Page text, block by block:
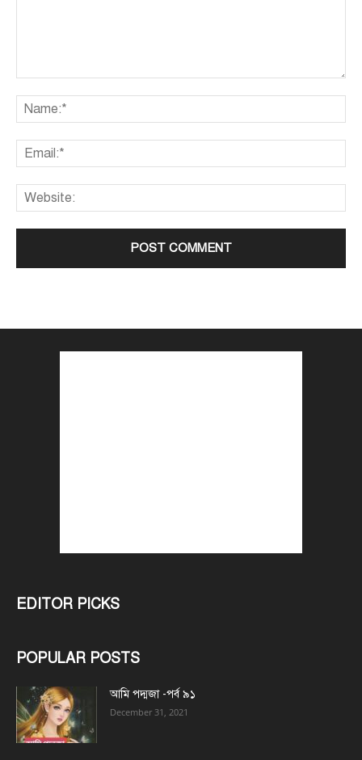
EDITOR PICKS
POPULAR POSTS
আমি পদ্মজা -পর্ব ৯১
December 31, 2021